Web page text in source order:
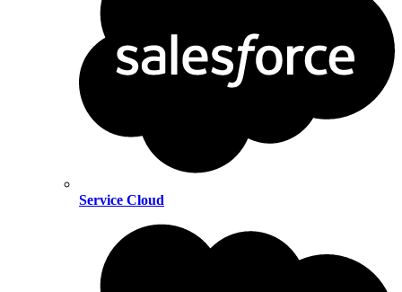
Service Cloud